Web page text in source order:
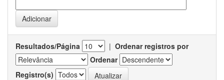
Resultados/Página | Ordenar registros por
Ordenar
Registro(s)